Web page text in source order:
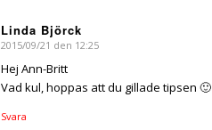
Linda Björck
says:
2015/09/21 den 12:25
Hej Ann-Britt
Vad kul, hoppas att du gillade tipsen 🙂
Svara